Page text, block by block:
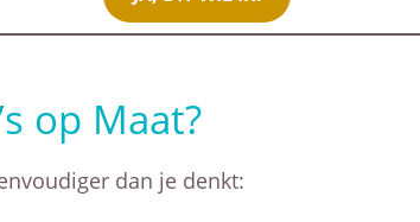
op Maat?
dan je denkt: